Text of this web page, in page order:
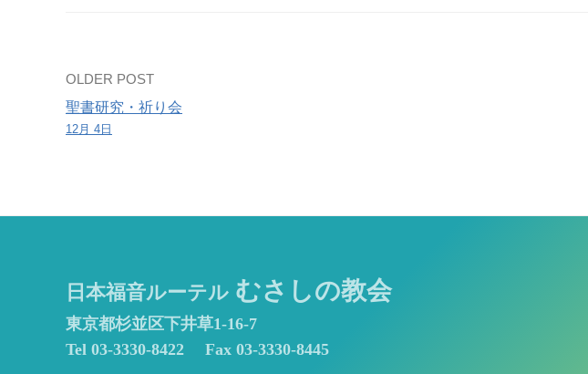
Post
navigation
OLDER POST
聖書研究・祈り会
12月 4日
日本福音ルーテル むさしの教会
東京都杉並区下井草1-16-7
Tel 03-3330-8422
Fax 03-3330-8445